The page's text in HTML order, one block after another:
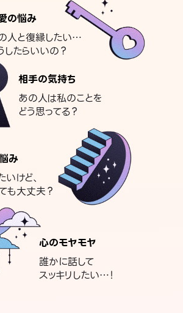
の悩み
人と復縁したい…
したらいいの？
相手の気持ち
あの人は私のことを
どう思ってる？
み
けど、
も大丈夫？
心のモヤモヤ
誰かに話して
スッキリしたい…！